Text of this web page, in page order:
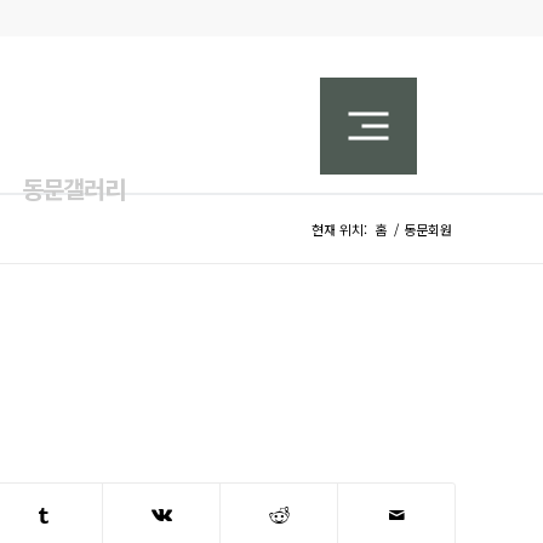
동문갤러리
현재 위치: 홈 / 동문회원